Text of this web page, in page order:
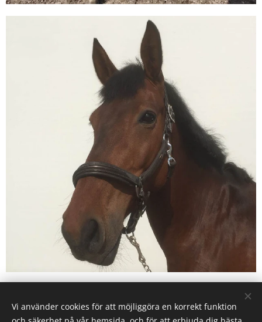
Karby Ridanläggning drivs av Ryttarcenter i Täby AB på
Vi använder cookies för att möjliggöra en korrekt funktion